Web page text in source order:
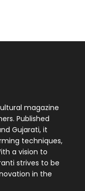
magazine
Published
Gujarati, it
techniques,
a vision to
strives to be
in the